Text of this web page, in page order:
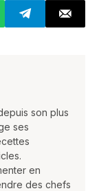
son plus
ses
en
des chefs